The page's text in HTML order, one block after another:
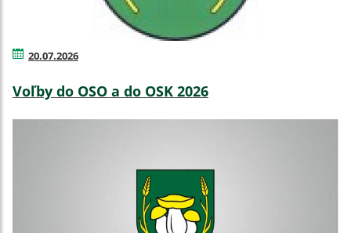
20.07.2026
Voľby do OSO a do OSK 2026